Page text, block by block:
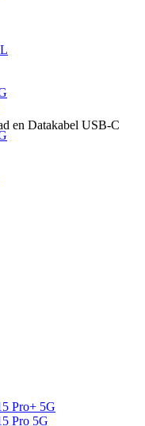
Pro+ 5G
Pro 5G
en Datakabel USB-C